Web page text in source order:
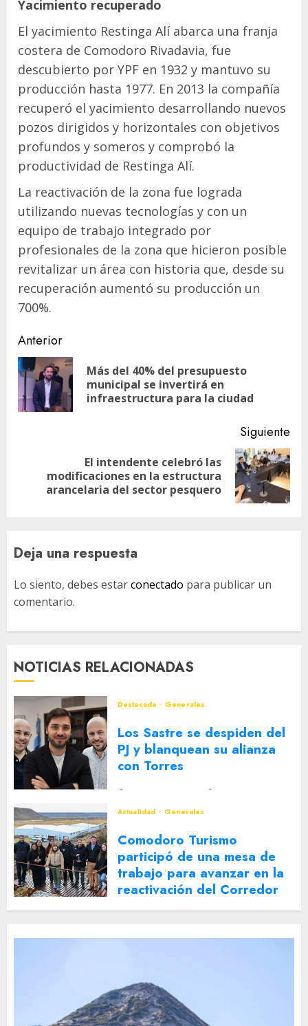
Yacimiento recuperado
El yacimiento Restinga Alí abarca una franja
costera de Comodoro Rivadavia, fue
descubierto por YPF en 1932 y mantuvo su
producción hasta 1977. En 2013 la compañía
recuperó el yacimiento desarrollando nuevos
pozos dirigidos y horizontales con objetivos
profundos y someros y comprobó la
productividad de Restinga Alí.
La reactivación de la zona fue lograda
utilizando nuevas tecnologías y con un
equipo de trabajo integrado por
profesionales de la zona que hicieron posible
revitalizar un área con historia que, desde su
recuperación aumentó su producción un
700%.
Navegación
de
entradas
Anterior
Más del 40% del presupuesto
municipal se invertirá en
infraestructura para la ciudad
Siguiente
Siguiente
entrada:
El intendente celebró las
modificaciones en la estructura
arancelaria del sector pesquero
Deja una respuesta
Lo siento, debes estarconectado para publicar un
comentario.
NOTICIAS RELACIONADAS
Destacada Generales
Los Sastre se despiden del
PJ y blanquean su alianza
con Torres
Actualidad
Generales
Comodoro Turismo
participó de una mesa de
trabajo para avanzar en la
reactivación del Corredor
Turístico Integrado